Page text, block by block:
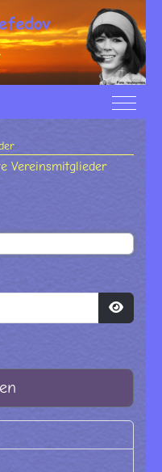
Off-
Vereinsmitglieder